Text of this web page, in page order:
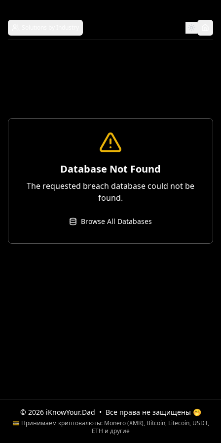
Database Not Found
The requested breach database could not be
found.
Browse All Databases
© 2026 iKnowYour.Dad • Все права не защищены 🤭
💳 Принимаем криптовалюты: Monero (XMR), Bitcoin, Litecoin, USDT,
ETH и другие